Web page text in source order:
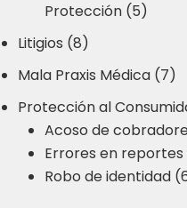
Protección (5)
Litigios (8)
Mala Praxis Médica (7)
Protección al
Acoso de
Errores en
Robo de identidad